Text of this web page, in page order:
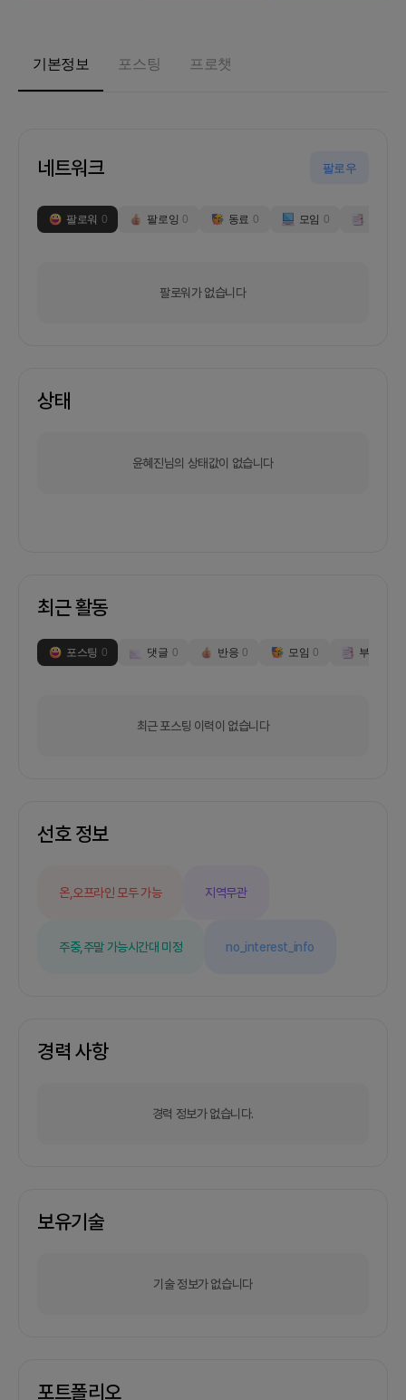
기본정보 포스팅 프로챗
네트워크 팔로우
팔로워 0 팔로잉 0 동료 0 모임 0
팔로워가 없습니다
상태
윤혜진님의 상태값이 없습니다
최근 활동
포스팅 0 댓글 0 반응 0 모임 0 부스
최근 포스팅 이력이 없습니다
선호 정보
온,오프라인 모두 가능 지역무관
주중,주말 가능시간대 미정 no_interest_info
경력 사항
경력 정보가 없습니다.
보유기술
기술 정보가 없습니다
포트폴리오